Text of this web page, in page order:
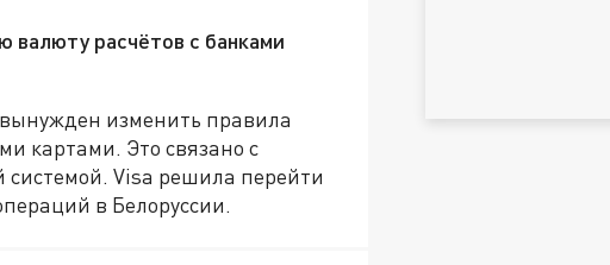
расчётов с банками
изменить правила
картами. Это связано с
Visa решила перейти
в Белоруссии.